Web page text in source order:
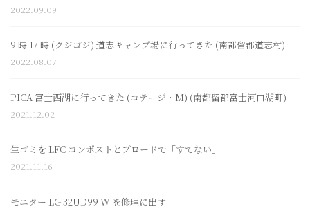
2022.09.09
9 時 17 時 (クジゴジ) 道志キャンプ場に行ってきた (南都留郡道志村)
2022.08.07
PICA 富士西湖に行ってきた (コテージ・M) (南都留郡富士河口湖町)
2021.12.02
生ゴミを LFC コンポストとブロードで「すてない」
2021.11.16
モニター LG 32UD99-W を修理に出す